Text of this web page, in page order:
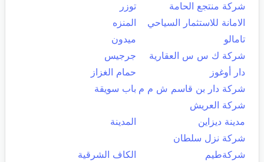
شركة منتجع الحامة
توزر
الامانة للاستثمار السياحي
المنزه
تامالو
ميدون
شركة ك س س العقارية
جرجيس
دار أوغوز
حمام الغزاز
شركة دار بن قاسم ش م م باب سويقة
شركة العريش
مدينة ديزاين
المدينة
شركة نزل سلطان
شركةطيم
الكاف الشرقية